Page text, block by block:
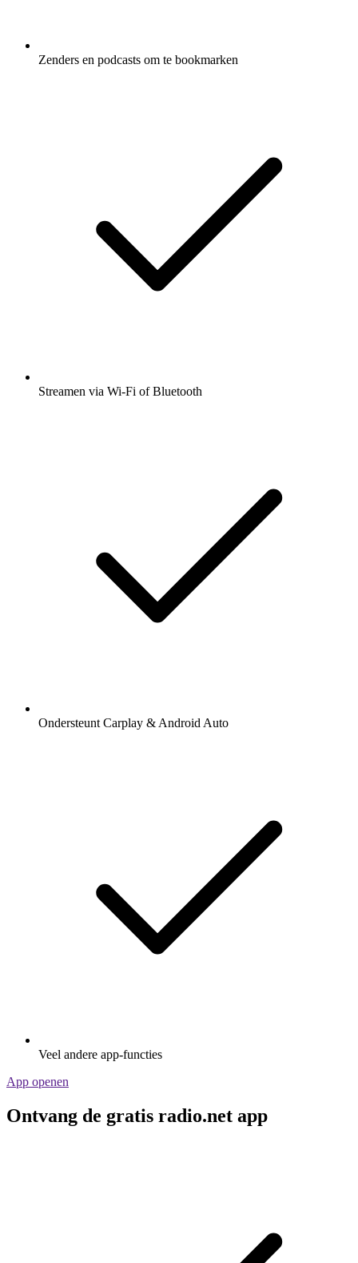
Zenders en podcasts om te bookmarken
Streamen via Wi-Fi of Bluetooth
Ondersteunt Carplay & Android Auto
Veel andere app-functies
App openen
Ontvang de gratis radio.net app